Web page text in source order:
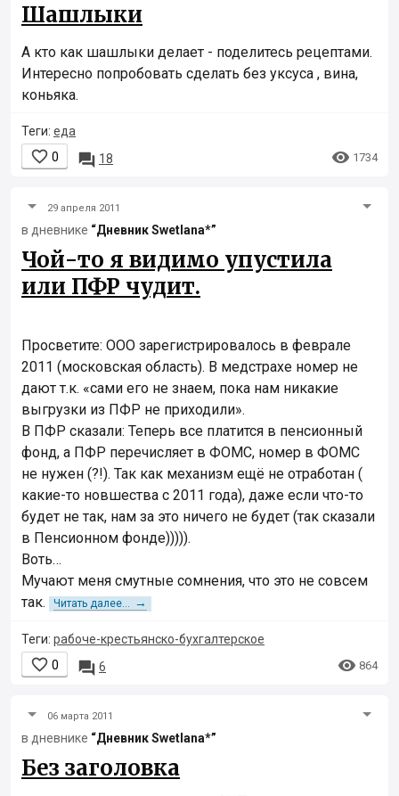
Шашлыки
А кто как шашлыки делает - поделитесь рецептами.
Интересно попробовать сделать без уксуса , вина,
коньяка.
Теги: еда
 0  18  1734
29 апреля 2011
в дневнике “Дневник Swetlana*”
Чой-то я видимо упустила
или ПФР чудит.
Просветите: ООО зарегистрировалось в феврале
2011 (московская область). В медстрахе номер не
дают т.к. «сами его не знаем, пока нам никакие
выгрузки из ПФР не приходили».
В ПФР сказали: Теперь все платится в пенсионный
фонд, а ПФР перечисляет в ФОМС, номер в ФОМС
не нужен (?!). Так как механизм ещё не отработан (
какие-то новшества с 2011 года), даже если что-то
будет не так, нам за это ничего не будет (так сказали
в Пенсионном фонде))))).
Воть…
Мучают меня смутные сомнения, что это не совсем
так.
Читать далее... →
Теги: рабоче-крестьянско-бухгалтерское
 0  6  864
06 марта 2011
в дневнике “Дневник Swetlana*”
Без заголовка